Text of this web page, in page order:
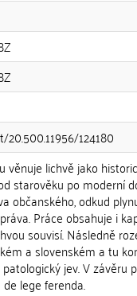
124180
věnuje lichvě jako
starověku po moderní
občanského, odkud
Práce obsahuje i
souvisí. Následně
a slovenském a tu
jev. V
lege ferenda.